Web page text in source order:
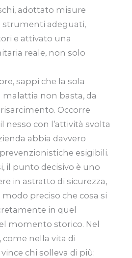
adottato misure
strumenti adeguati,
e attivato una
reale, non solo
sappi che la sola
malattia non basta, da
Occorre
nesso con l’attività svolta
abbia davvero
esigibili.
il punto decisivo è uno
in astratto di sicurezza,
preciso che cosa si
in quel
momento storico. Nel
nella vita di
chi solleva di più: